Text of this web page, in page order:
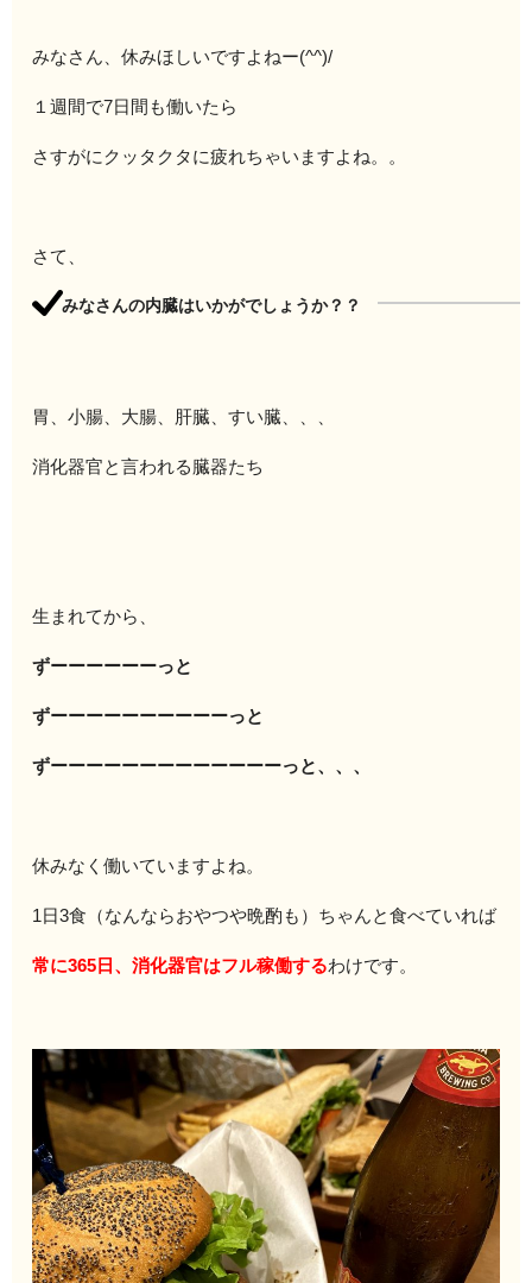
みなさん、休みほしいですよねー(^^)/
１週間で7日間も働いたら
さすがにクッタクタに疲れちゃいますよね。。
さて、
みなさんの内臓はいかがでしょうか？？
胃、小腸、大腸、肝臓、すい臓、、、
消化器官と言われる臓器たち
生まれてから、
ずーーーーーーっと
ずーーーーーーーーーーっと
ずーーーーーーーーーーーーーっと、、、
休みなく働いていますよね。
1日3食（なんならおやつや晩酌も）ちゃんと食べていれば
常に365日、消化器官はフル稼働するわけです。